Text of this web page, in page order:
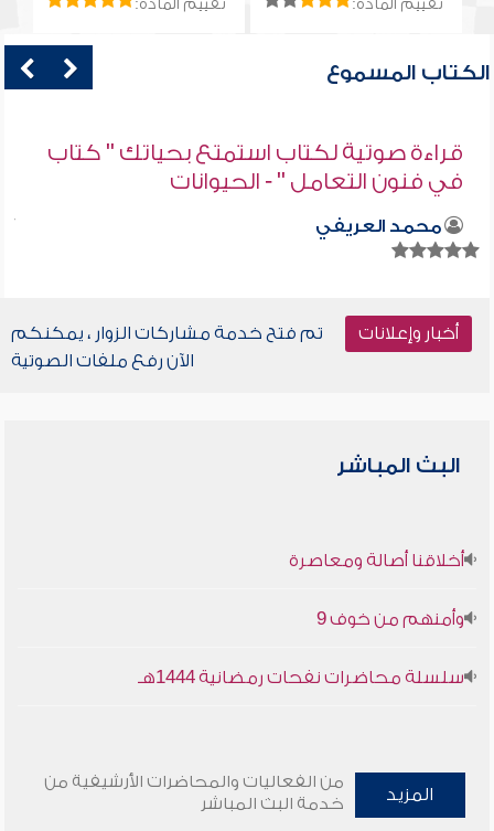
تقييم المادة: تقييم المادة:
الكتاب المسموع
قراءة صوتية لكتاب استمتع بحياتك " كتاب
في فنون التعامل " - الحيوانات
محمد العريفي
أخبار وإعلانات
تم فتح خدمة مشاركات الزوار ، يمكنكم
الآن رفع ملفات الصوتية
البث المباشر
أخلاقنا أصالة ومعاصرة
وأمنهم من خوف 9
سلسلة محاضرات نفحات رمضانية 1444هـ
المزيد
من الفعاليات والمحاضرات الأرشيفية من
خدمة البث المباشر